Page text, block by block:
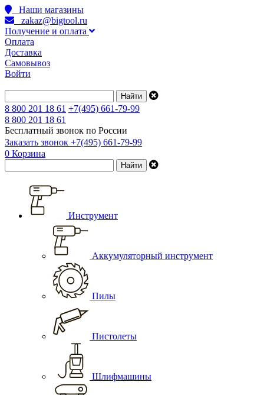
Наши магазины
zakaz@bigtool.ru
Получение и оплата
Оплата
Доставка
Самовывоз
Войти
8 800 201 18 61 +7(495) 661-79-99
8 800 201 18 61
Бесплатный звонок по России
Заказать звонок +7(495) 661-79-99
0 Корзина
Инструмент
Аккумуляторный инструмент
Пилы
Пистолеты
Шлифмашины